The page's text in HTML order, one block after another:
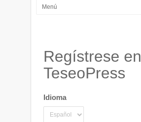
Regístrese en
TeseoPress
Idioma